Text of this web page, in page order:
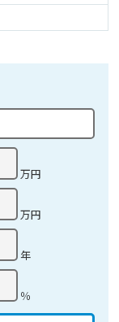
万円
万円
年
％